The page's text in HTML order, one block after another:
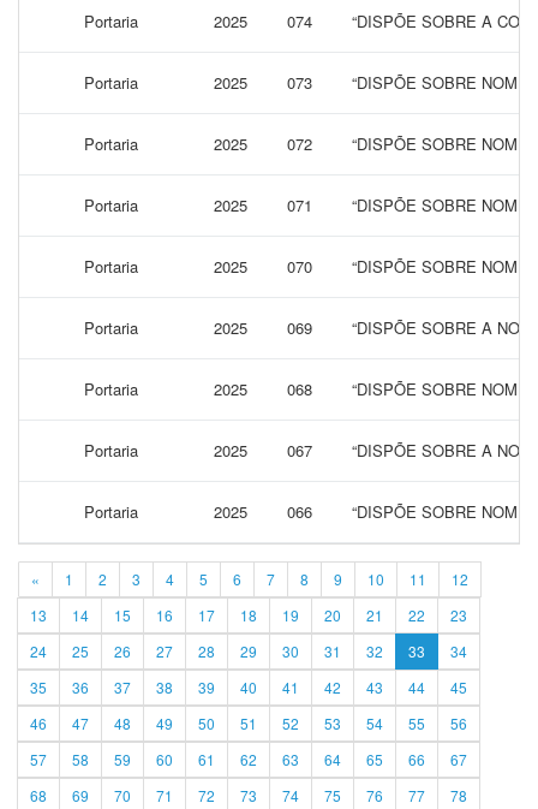
Portaria 2025 074 “DISPÕE SOBRE A
Portaria 2025 073 “DISPÕE SOBRE
Portaria 2025 072 “DISPÕE SOBRE
Portaria 2025 071 “DISPÕE SOBRE
Portaria 2025 070 “DISPÕE SOBRE
Portaria 2025 069 “DISPÕE SOBRE A
Portaria 2025 068 “DISPÕE SOBRE
Portaria 2025 067 “DISPÕE SOBRE A
Portaria 2025 066 “DISPÕE SOBRE
« 1 2 3 4 5 6 7 8 9 10 11
12
13
14 15 16 17 18 19 20 21 22
23
24
25 26 27 28 29 30 31 32 33
34
35
36 37 38 39 40 41 42 43 44
45
46
47 48 49 50 51 52 53 54 55
56
57
58 59 60 61 62 63 64 65 66
67
68
69 70 71 72 73 74 75 76 77 78